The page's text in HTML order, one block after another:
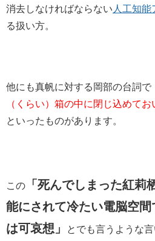
消去しなければならない 人工知能
る扱い方。
他にも真帆に対する岡部の台詞で
（くらい）箱の中に閉じ込めてお
といったものがあります。
この
「死んでしまった紅莉
能にされて冷たい電脳空
は可哀想」
とでも言うような